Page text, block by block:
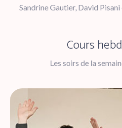
Sandrine Gautier, David
Cours
Les soirs de la